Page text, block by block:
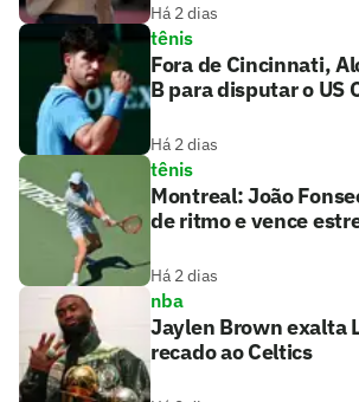
Há 2 dias
tênis
Fora de Cincinnati,
B para disputar o US
Há 2 dias
tênis
Montreal: João
de ritmo e vence
Há 2 dias
nba
Jaylen Brown exalta
recado ao Celtics